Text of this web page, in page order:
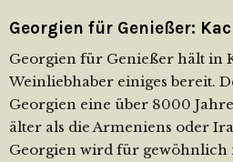
Georgien für Genießer:
Georgien für Genießer hält in
Weinliebhaber einiges bereit.
Georgien eine über 8000
älter als die Armeniens oder
Georgien wird für